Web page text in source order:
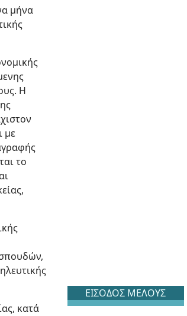
μήνα
Η
με
το
κατά
ΕΙΣΟΔΟΣ ΜΕΛΟΥΣ